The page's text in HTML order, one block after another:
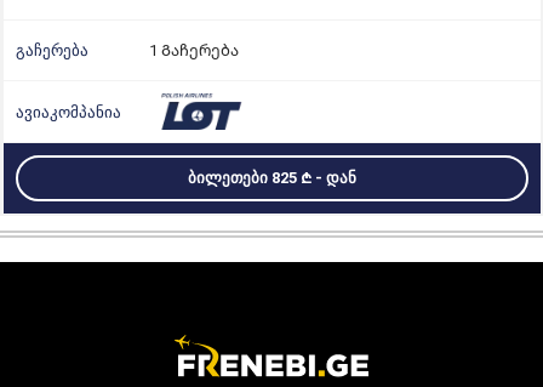
1 Გაჩერება
ᲑᲘᲚᲔᲗᲔᲑᲘ 825 - ᲓᲐᲜ